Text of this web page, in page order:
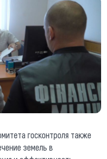
госконтроля также
земель в